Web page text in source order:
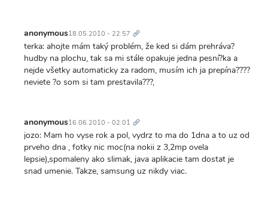
anonymous18.05.2010 - 22:57 odkaz
terka: ahojte mám taký problém, že ked si dám prehráva?
hudby na plochu, tak sa mi stále opakuje jedna pesní?ka a
nejde všetky automaticky za radom, musím ich ja prepína????
neviete ?o som si tam prestavila???,
anonymous16.06.2010 - 02:01 odkaz
jozo: Mam ho vyse rok a pol, vydrz to ma do 1dna a to uz od
prveho dna , fotky nic moc(na nokii z 3,2mp ovela
lepsie),spomaleny ako slimak, java aplikacie tam dostat je
snad umenie. Takze, samsung uz nikdy viac.